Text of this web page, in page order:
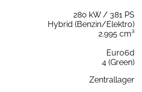
280 kW / 381 PS
Hybrid (Benzin/Elektro)
2.995 cm³
Euro6d
4 (Green)
Zentrallager